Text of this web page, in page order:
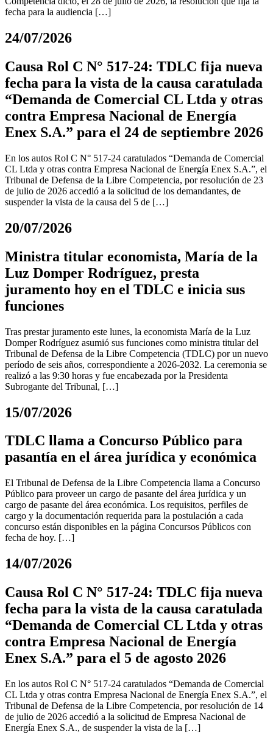
fecha para la audiencia […]
24/07/2026
Causa Rol C N° 517-24: TDLC fija nueva
fecha para la vista de la causa caratulada
“Demanda de Comercial CL Ltda y otras
contra Empresa Nacional de Energía
Enex S.A.” para el 24 de septiembre 2026
En los autos Rol C N° 517-24 caratulados “Demanda de Comercial
CL Ltda y otras contra Empresa Nacional de Energía Enex S.A.”, el
Tribunal de Defensa de la Libre Competencia, por resolución de 23
de julio de 2026 accedió a la solicitud de los demandantes, de
suspender la vista de la causa del 5 de […]
20/07/2026
Ministra titular economista, María de la
Luz Domper Rodríguez, presta
juramento hoy en el TDLC e inicia sus
funciones
Tras prestar juramento este lunes, la economista María de la Luz
Domper Rodríguez asumió sus funciones como ministra titular del
Tribunal de Defensa de la Libre Competencia (TDLC) por un nuevo
período de seis años, correspondiente a 2026-2032. La ceremonia se
realizó a las 9:30 horas y fue encabezada por la Presidenta
Subrogante del Tribunal, […]
15/07/2026
TDLC llama a Concurso Público para
pasantía en el área jurídica y económica
El Tribunal de Defensa de la Libre Competencia llama a Concurso
Público para proveer un cargo de pasante del área jurídica y un
cargo de pasante del área económica. Los requisitos, perfiles de
cargo y la documentación requerida para la postulación a cada
concurso están disponibles en la página Concursos Públicos con
fecha de hoy. […]
14/07/2026
Causa Rol C N° 517-24: TDLC fija nueva
fecha para la vista de la causa caratulada
“Demanda de Comercial CL Ltda y otras
contra Empresa Nacional de Energía
Enex S.A.” para el 5 de agosto 2026
En los autos Rol C N° 517-24 caratulados “Demanda de Comercial
CL Ltda y otras contra Empresa Nacional de Energía Enex S.A.”, el
Tribunal de Defensa de la Libre Competencia, por resolución de 14
de julio de 2026 accedió a la solicitud de Empresa Nacional de
Energía Enex S.A., de suspender la vista de la […]